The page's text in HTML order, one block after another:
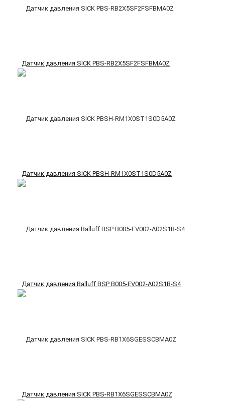
Датчик давления SICK PBS-RB2X5SF2FSFBMA0Z
Датчик давления SICK PBSH-RM1X0ST1S0D5A0Z
Датчик давления Balluff BSP B005-EV002-A02S1B-S4
Датчик давления SICK PBS-RB1X6SGESSCBMA0Z